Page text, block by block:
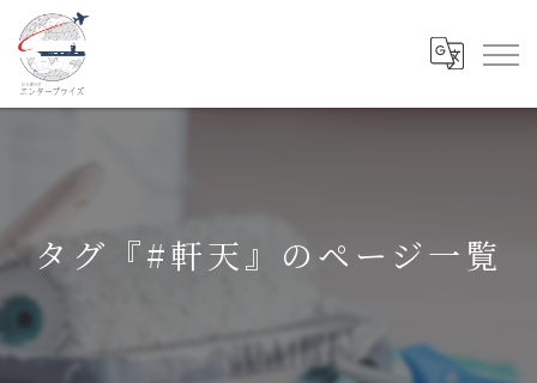
タグ『#軒天』のページ一覧